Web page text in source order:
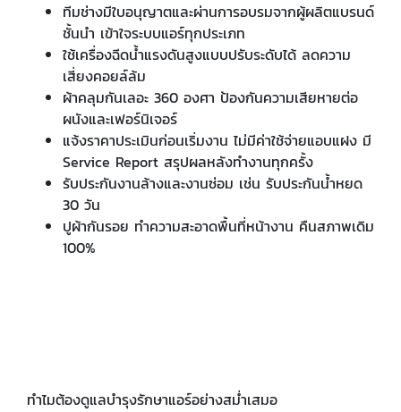
ทีมช่างมีใบอนุญาตและผ่านการอบรมจากผู้ผลิตแบรนด์
ชั้นนำ เข้าใจระบบแอร์ทุกประเภท
ใช้เครื่องฉีดน้ำแรงดันสูงแบบปรับระดับได้ ลดความ
เสี่ยงคอยล์ล้ม
ผ้าคลุมกันเลอะ 360 องศา ป้องกันความเสียหายต่อ
ผนังและเฟอร์นิเจอร์
แจ้งราคาประเมินก่อนเริ่มงาน ไม่มีค่าใช้จ่ายแอบแฝง มี
Service Report สรุปผลหลังทำงานทุกครั้ง
รับประกันงานล้างและงานซ่อม เช่น รับประกันน้ำหยด
30 วัน
ปูผ้ากันรอย ทำความสะอาดพื้นที่หน้างาน คืนสภาพเดิม
100%
ทำไมต้องดูแลบำรุงรักษาแอร์อย่างสม่ำเสมอ